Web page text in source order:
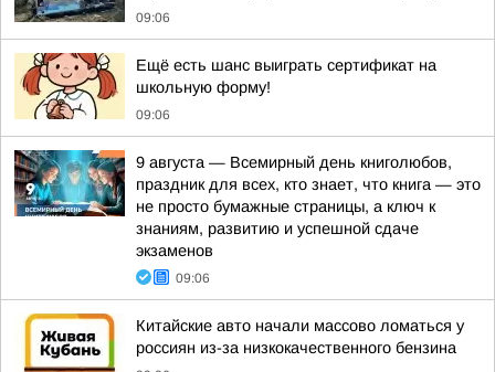
09:06
Ещё есть шанс выиграть сертификат на
школьную форму!
09:06
9 августа — Всемирный день книголюбов,
праздник для всех, кто знает, что книга — это
не просто бумажные страницы, а ключ к
знаниям, развитию и успешной сдаче
экзаменов
09:06
Китайские авто начали массово ломаться у
россиян из-за низкокачественного бензина